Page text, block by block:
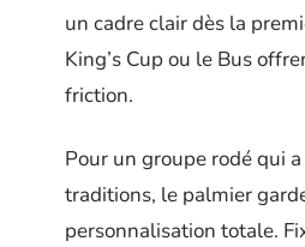
un cadre clair dès la
King’s Cup ou le Bus
friction.
Pour un groupe rodé qui
traditions, le palmier
personnalisation totale.